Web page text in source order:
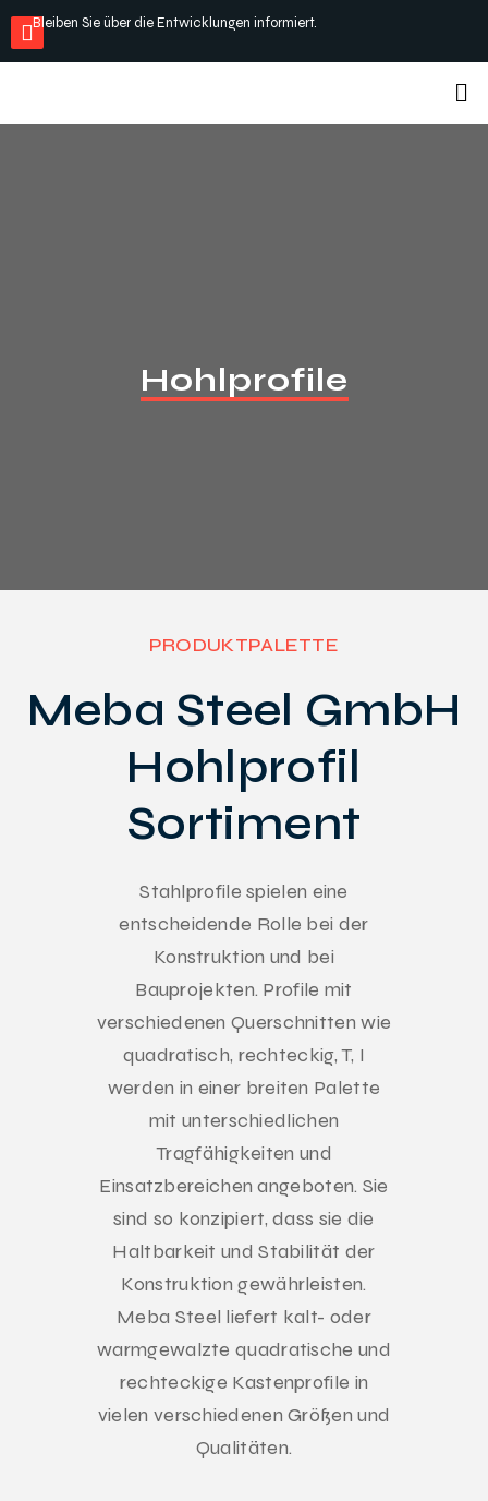
Bleiben Sie über die Entwicklungen informiert.
Hohlprofile
PRODUKTPALETTE
Meba Steel GmbH
Hohlprofil
Sortiment
Stahlprofile spielen eine
entscheidende Rolle bei der
Konstruktion und bei
Bauprojekten. Profile mit
verschiedenen Querschnitten wie
quadratisch, rechteckig, T, I
werden in einer breiten Palette
mit unterschiedlichen
Tragfähigkeiten und
Einsatzbereichen angeboten. Sie
sind so konzipiert, dass sie die
Haltbarkeit und Stabilität der
Konstruktion gewährleisten.
Meba Steel liefert kalt- oder
warmgewalzte quadratische und
rechteckige Kastenprofile in
vielen verschiedenen Größen und
Qualitäten.